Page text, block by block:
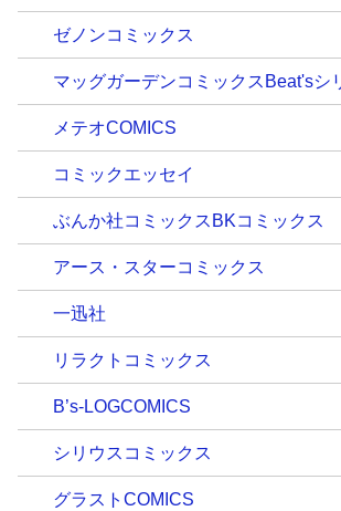
ゼノンコミックス
マッグガーデンコミックスBeat'sシ
メテオCOMICS
コミックエッセイ
ぶんか社コミックスBKコミックス
アース・スターコミックス
一迅社
リラクトコミックス
B’s-LOGCOMICS
シリウスコミックス
グラストCOMICS